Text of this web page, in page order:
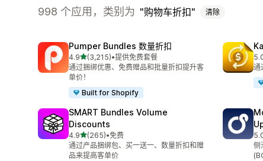
998 个应用，类别为 购物车折扣 清除
Pumper Bundles 数量折扣
4.9星（满分 5 星）
(3,215)
总共 3215 条评论
•提供免费套餐
通过捆绑优惠、免费赠品和批量折扣提升客
单价！
Built for Shopify
总
通
SMART Bundles Volume
Discounts
4.9星（满分 5 星）
(265)
总共 265 条评论
•免费
通过产品捆绑包、买一送一、数量折扣和赠
品来提高客单价
总
侧